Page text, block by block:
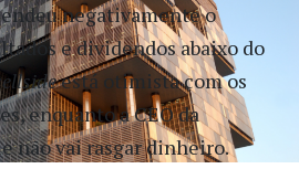
negativamente o
e dividendos abaixo do
está otimista com os
enquanto a CEO da
não vai rasgar dinheiro.